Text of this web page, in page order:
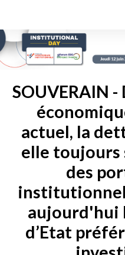
SOUVERAIN
actuel, la
elle toujours
des
aujourd'hui
d’Etat